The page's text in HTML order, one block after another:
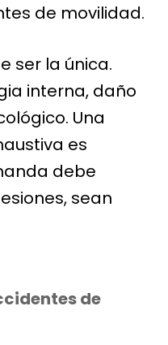
de movilidad.
ser la única.
interna, daño
Una
es
debe
sean
de